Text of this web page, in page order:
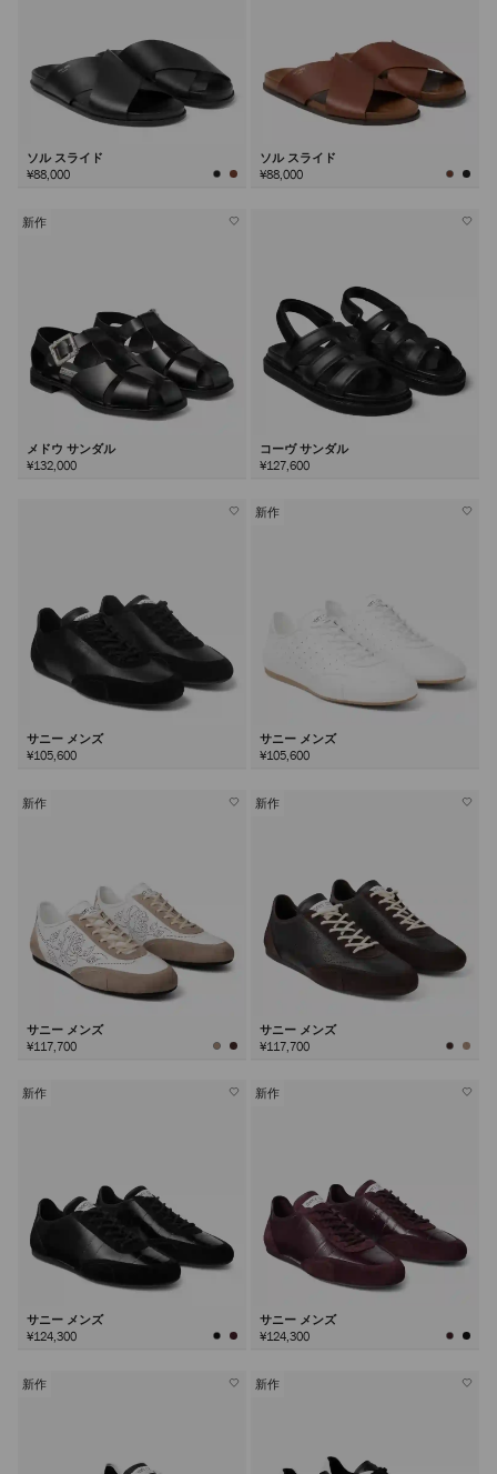
ソル スライド
¥88,000
ソル スライド
¥88,000
新作
メドウ サンダル
¥132,000
コーヴ サンダル
¥127,600
サニー メンズ
¥105,600
新作
サニー メンズ
¥105,600
新作
サニー メンズ
¥117,700
新作
サニー メンズ
¥117,700
新作
サニー メンズ
¥124,300
新作
サニー メンズ
¥124,300
新作 新作